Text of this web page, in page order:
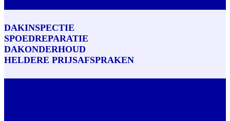
DAKINSPECTIE
SPOEDREPARATIE
DAKONDERHOUD
HELDERE PRIJSAFSPRAKEN